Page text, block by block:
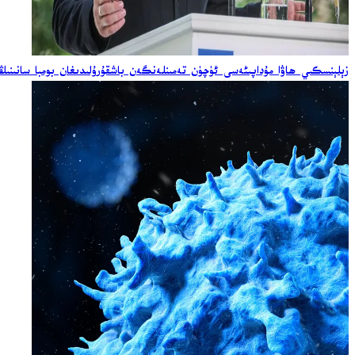
زېلېنسكىي ھاۋا مۇداپىئەسى ئۈچۈن تەمىنلەنگەن باشقۇرۇلىدىغان بومبا سانىنىڭ